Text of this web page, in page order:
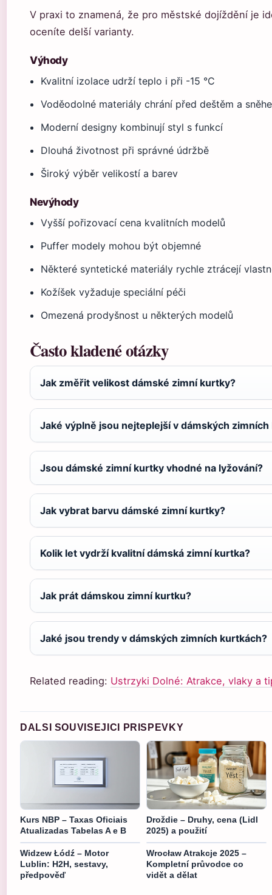
V praxi to znamená, že pro městské dojíždění je
oceníte delší varianty.
Výhody
Kvalitní izolace udrží teplo i při -15 °C
Voděodolné materiály chrání před deštěm a
Moderní designy kombinují styl s funkcí
Dlouhá životnost při správné údržbě
Široký výběr velikostí a barev
Nevýhody
Vyšší pořizovací cena kvalitních modelů
Puffer modely mohou být objemné
Některé syntetické materiály rychle ztrácejí
Kožíšek vyžaduje speciální péči
Omezená prodyšnost u některých modelů
Často kladené otázky
Jak změřit velikost dámské zimní kurtky?
Jaké výplně jsou nejteplejší v dámských
Jsou dámské zimní kurtky vhodné na lyžování?
Jak vybrat barvu dámské zimní kurtky?
Kolik let vydrží kvalitní dámská zimní kurtka?
Jak prát dámskou zimní kurtku?
Jaké jsou trendy v dámských zimních kurtkách?
Related reading: Ustrzyki Dolné: Atrakce, vlaky a
DALSI SOUVISEJICI PRISPEVKY
Kurs NBP – Taxas Oficiais
Atualizadas Tabelas A e B
Droždie – Druhy, cena (Lidl
2025) a použití
Widzew Łódź – Motor
Lublin: H2H, sestavy,
předpověď
Wrocław Atrakcje 2025 –
Kompletní průvodce co
vidět a dělat